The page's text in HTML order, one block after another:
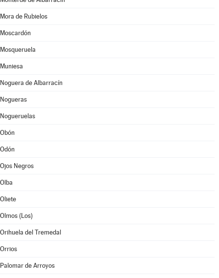
Mora de Rubielos
Moscardón
Mosqueruela
Muniesa
Noguera de Albarracín
Nogueras
Nogueruelas
Obón
Odón
Ojos Negros
Olba
Oliete
Olmos (Los)
Orihuela del Tremedal
Orrios
Palomar de Arroyos